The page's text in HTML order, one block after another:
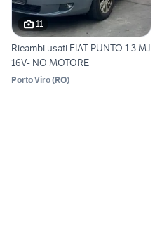
11
Ricambi usati FIAT PUNTO 1.3 MJ
16V- NO MOTORE
Porto Viro(RO)